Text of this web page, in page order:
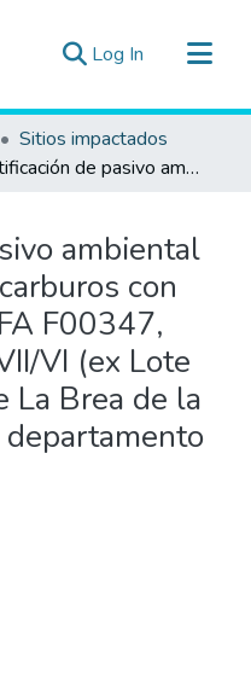
Log In (current)
Sitios impactados
Identificación de pasivo ambiental del subsector hidrocarburos con código de Ficha OEFA F00347, ubicado en el Lote VII/VI (ex Lote VII), en el distrito de La Brea de la provincia Talara del departamento de Piura
ambiental
con
F00347,
VI (ex Lote
La Brea de la